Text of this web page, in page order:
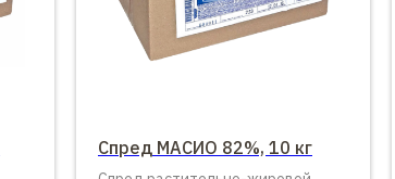
Спред МАСИО 82%, 10 кг